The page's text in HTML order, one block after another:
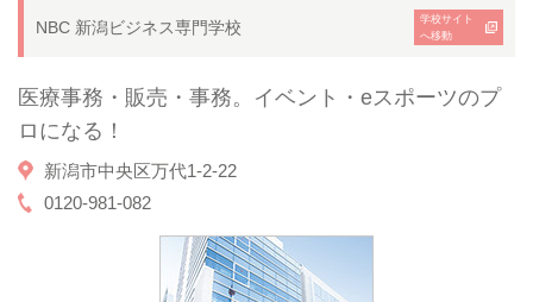
NBC 新潟ビジネス専門学校
学校サイト
へ移動
医療事務・販売・事務。イベント・eスポーツのプ
ロになる！
新潟市中央区万代1-2-22
0120-981-082